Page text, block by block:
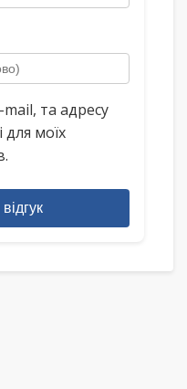
та адресу
для моїх